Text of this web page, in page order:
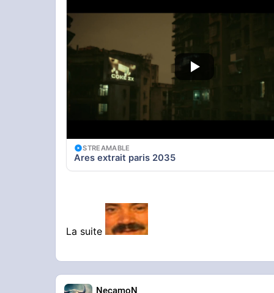
STREAMABLE
Ares extrait paris 2035
La suite